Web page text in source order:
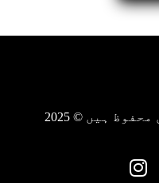
ہیں © 2025